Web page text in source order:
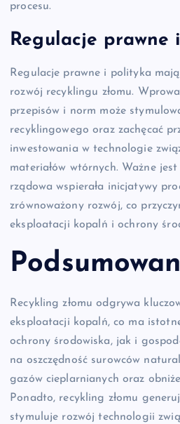
procesu.
Regulacje prawne
Regulacje prawne i polityka
rozwój recyklingu złomu.
przepisów i norm może
recyklingowego oraz zachęcać
inwestowania w technologie
materiałów wtórnych. Ważne
rządowa wspierała inicjatywy
zrównoważony rozwój, co
eksploatacji kopalń i ochrony
Recykling złomu odgrywa
eksploatacji kopalń, co ma
ochrony środowiska, jak i
na oszczędność surowców
gazów cieplarnianych oraz
Ponadto, recykling złomu
stymuluje rozwój technologii